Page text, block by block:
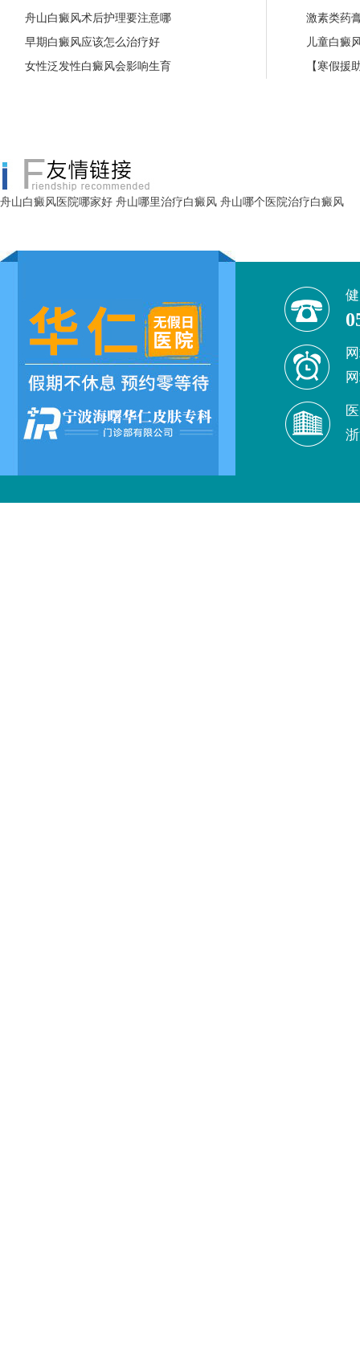
舟山白癜风术后护理要注意哪
早期白癜风应该怎么治疗好
女性泛发性白癜风会影响生育
激素类药
儿童白癜
【寒假援
舟山白癜风医院哪家好 舟山哪里治疗白癜风 舟山哪个医院治疗白癜风